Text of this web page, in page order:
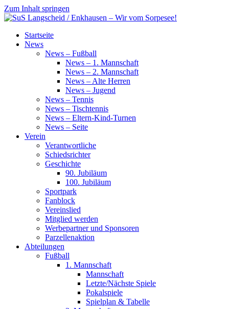
Zum Inhalt springen
SuS
Langscheid
Startseite
News
News – Fußball
News – 1. Mannschaft
News – 2. Mannschaft
News – Alte Herren
News – Jugend
News – Tennis
News – Tischtennis
News – Eltern-Kind-Turnen
News – Seite
Verein
Verantwortliche
Schiedsrichter
Geschichte
90. Jubiläum
100. Jubiläum
Sportpark
Fanblock
Vereinslied
Mitglied werden
Werbepartner und Sponsoren
Parzellenaktion
Abteilungen
Fußball
1. Mannschaft
Mannschaft
Letzte/Nächste Spiele
Pokalspiele
Spielplan & Tabelle